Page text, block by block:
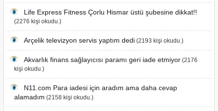
Life Express Fitness Çorlu Hismar üstü şubesine dikkat!!
(2276 kişi okudu.)
Arçelik televizyon servis yaptım dedi(2193 kişi okudu.)
Akvarlık finans sağlayıcısı paramı geri iade etmiyor(2176
kişi okudu.)
N11.com Para iadesi için aradım ama daha cevap
alamadım (2158 kişi okudu.)